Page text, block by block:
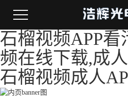
石榴视频APP看
频在线下载,成
石榴视频成人